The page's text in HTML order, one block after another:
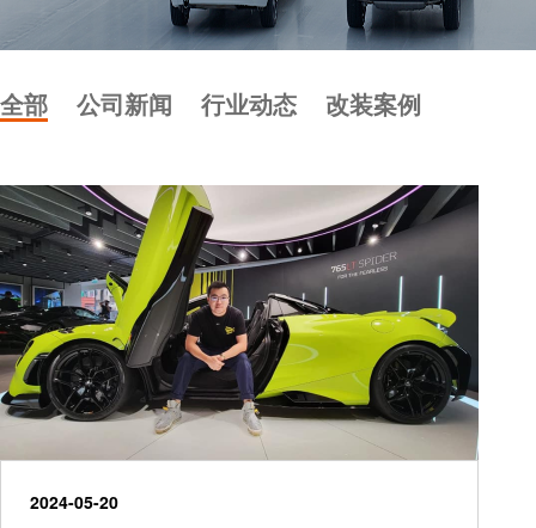
全部 公司新闻 行业动态 改装案例
2024-05-20